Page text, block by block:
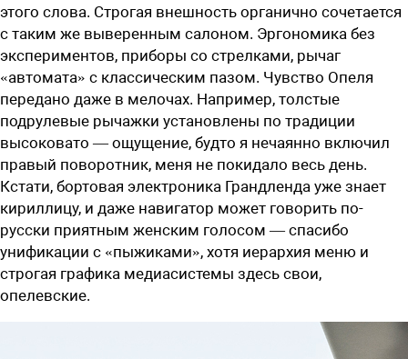
этого слова. Строгая внешность органично сочетается
с таким же выверенным салоном. Эргономика без
экспериментов, приборы со стрелками, рычаг
«автомата» с классическим пазом. Чувство Опеля
передано даже в мелочах. Например, толстые
подрулевые рычажки установлены по традиции
высоковато — ощущение, будто я нечаянно включил
правый поворотник, меня не покидало весь день.
Кстати, бортовая электроника Грандленда уже знает
кириллицу, и даже навигатор может говорить по-
русски приятным женским голосом — спасибо
унификации с «пыжиками», хотя иерархия меню и
строгая графика медиасистемы здесь свои,
опелевские.